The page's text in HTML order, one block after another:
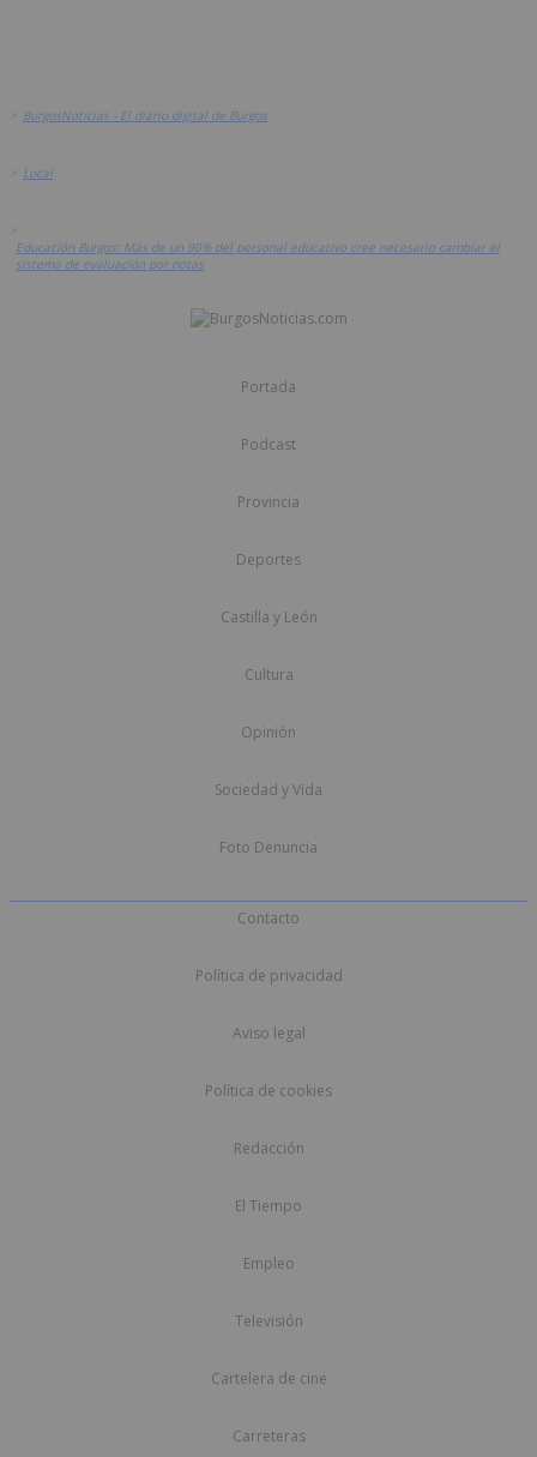
> BurgosNoticias - El diario digital de Burgos
> Local
>
Educación Burgos: Más de un 90% del personal educativo cree necesario cambiar el
sistema de evaluación por notas
Portada
Podcast
Provincia
Deportes
Castilla y León
Cultura
Opinión
Sociedad y Vida
Foto Denuncia
Contacto
Política de privacidad
Aviso legal
Política de cookies
Redacción
El Tiempo
Empleo
Televisión
Cartelera de cine
Carreteras